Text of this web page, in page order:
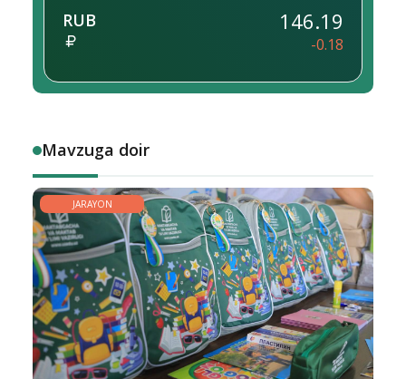
RUB 146.19
-0.18
Mavzuga doir
JARAYON